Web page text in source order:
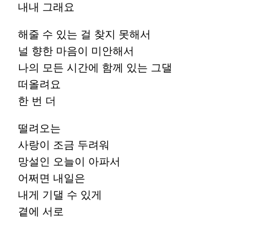
내내 그래요
해줄 수 있는 걸 찾지 못해서
널 향한 마음이 미안해서
나의 모든 시간에 함께 있는 그댈
떠올려요
한 번 더
떨려오는
사랑이 조금 두려워
망설인 오늘이 아파서
어쩌면 내일은
내게 기댈 수 있게
곁에 서로